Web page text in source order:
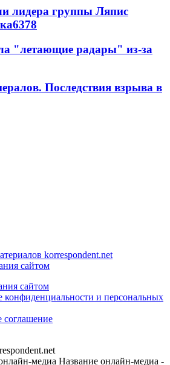
лидера группы Ляпис
6378
"летающие радары" из-за
Последствия взрыва в
korrespondent.net
сайтом
сайтом
конфиденциальности и персональных
соглашение
медиа Название онлайн-медиа -